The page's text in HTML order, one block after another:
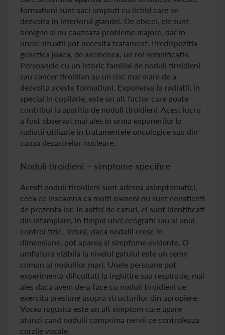
formatiuni sunt saci umpluti cu lichid care se
dezvolta in interiorul glandei. De obicei, ele sunt
benigne si nu cauzeaza probleme majore, dar in
unele situatii pot necesita tratament. Predispozitia
genetica joaca, de asemenea, un rol semnificativ.
Persoanele cu un istoric familial de noduli tiroidieni
sau cancer tiroidian au un risc mai mare de a
dezvolta aceste formatiuni. Expunerea la radiatii, in
special in copilarie, este un alt factor care poate
contribui la aparitia de noduli tiroidieni. Acest lucru
a fost observat mai ales in urma expunerilor la
radiatii utilizate in tratamentele oncologice sau din
cauza dezastrelor nucleare.
Noduli tiroidieni – simptome specifice
Acesti noduli tiroidieni sunt adesea asimptomatici,
ceea ce inseamna ca multi oameni nu sunt constienti
de prezenta lor. In astfel de cazuri, ei sunt identificati
din intamplare, in timpul unei ecografii sau al unui
control fizic. Totusi, daca nodulii cresc in
dimensiune, pot aparea si simptome evidente. O
umflatura vizibila la nivelul gatului este un semn
comun al nodulilor mari. Unele persoane pot
experimenta dificultati la inghitire sau respiratie, mai
ales daca avem de-a face cu noduli tiroidieni ce
exercita presiune asupra structurilor din apropiere.
Vocea ragusita este un alt simptom care apare
atunci cand nodulii comprima nervii ce controleaza
corzile vocale.